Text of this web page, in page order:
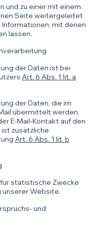
und zu einer mit einem
Seite weitergeleitet
mit denen
lassen.
der Daten ist bei
Art. 6 Abs. 1 lit. a
der Daten, die im
übermittelt werden,
E-Mail-Kontakt auf den
zusätzliche
Art. 6 Abs. 1 lit. b
statistische Zwecke
unserer Website.
und